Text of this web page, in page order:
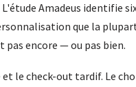
Amadeus identifie
que la
encore — ou pas bien.
le check-out tardif. Le